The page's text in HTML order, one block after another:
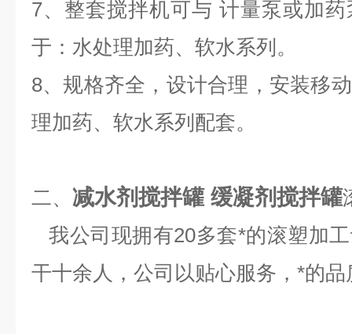
7、整套搅拌机可与 计量泵或加
于：水处理加药、软水系列。
8、规格齐全，设计合理，安装移
理加药、软水系列配套。
二、 减水剂搅拌罐缓凝剂搅拌罐
我公司现拥有20多套*的滚塑加
干十余人，公司以贴心服务，*的